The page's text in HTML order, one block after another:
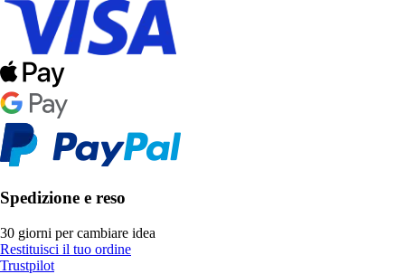
Spedizione e reso
30 giorni per cambiare idea
Restituisci il tuo ordine
Trustpilot